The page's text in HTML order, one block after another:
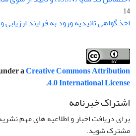
14
اخذ گواهی تائیدیه ورود به فرایند ارزیابی
aCreative Commons Attribution
4.0 International License
.
اشتراک خبرنامه
برای دریافت اخبار و اطلاعیه های مهم
مشترک شوید.